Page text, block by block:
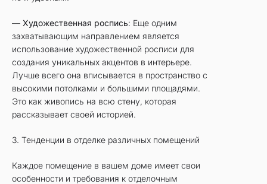
— Художественная роспись: Еще одним
захватывающим направлением является
использование художественной росписи для
создания уникальных акцентов в интерьере.
Лучше всего она вписывается в пространство с
высокими потолками и большими площадями.
Это как живопись на всю стену, которая
рассказывает своей историей.
3. Тенденции в отделке различных помещений
Каждое помещение в вашем доме имеет свои
особенности и требования к отделочным